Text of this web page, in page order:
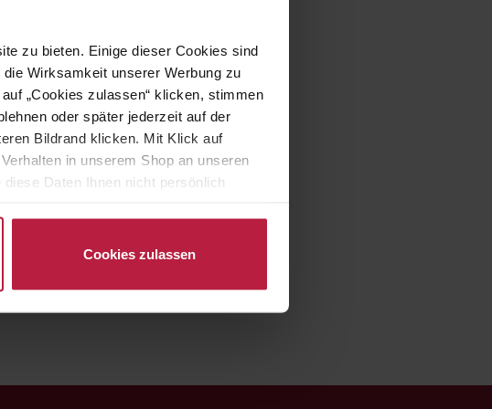
zu bieten. Einige dieser Cookies sind
Wirksamkeit unserer Werbung zu
„Cookies zulassen“ klicken, stimmen
oder später jederzeit auf der
Bildrand klicken. Mit Klick auf
in unserem Shop an unseren
Daten Ihnen nicht persönlich
Cookies zulassen